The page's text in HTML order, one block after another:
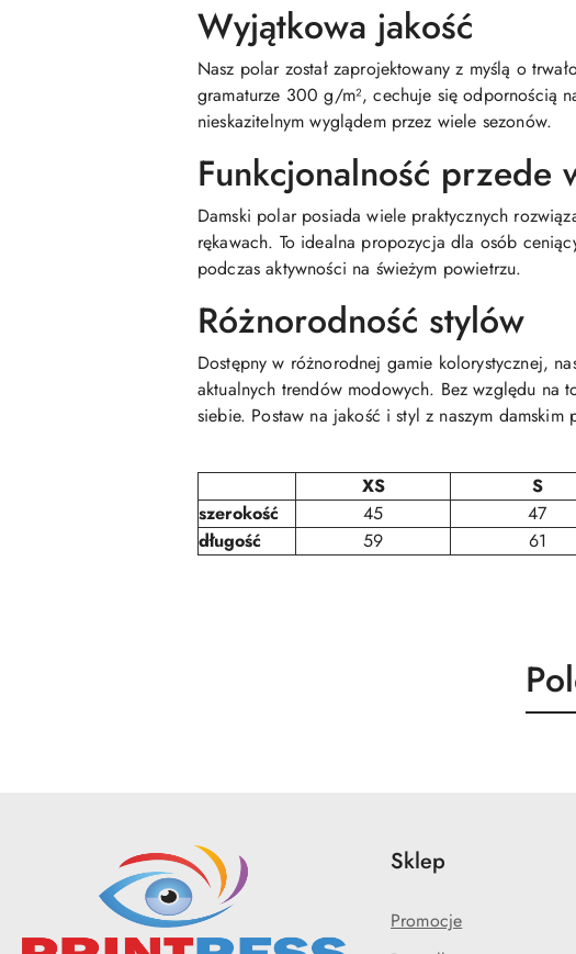
Wyjątkowa jakość
Nasz polar został zaprojektowany z myślą o
gramaturze 300 g/m², cechuje się odpornością
nieskazitelnym wyglądem przez wiele sezonów.
Funkcjonalność przede
Damski polar posiada wiele praktycznych
rękawach. To idealna propozycja dla osób
podczas aktywności na świeżym powietrzu.
Różnorodność stylów
Dostępny w różnorodnej gamie kolorystycznej,
aktualnych trendów modowych. Bez względu na
siebie. Postaw na jakość i styl z naszym damskim
XS S
szerokość
45 47
długość
59 61
o
Sklep
Promocje